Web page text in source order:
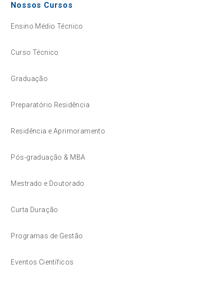
Nossos Cursos
Ensino Médio Técnico
Curso Técnico
Graduação
Preparatório Residência
Residência e Aprimoramento
Pós-graduação & MBA
Mestrado e Doutorado
Curta Duração
Programas de Gestão
Eventos Científicos